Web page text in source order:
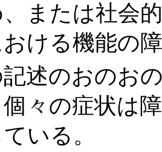
または社会
ける機能の
述のおのお
個々の症状は
いる。